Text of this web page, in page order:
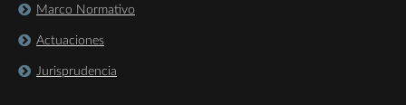
Marco Normativo
Actuaciones
Jurisprudencia